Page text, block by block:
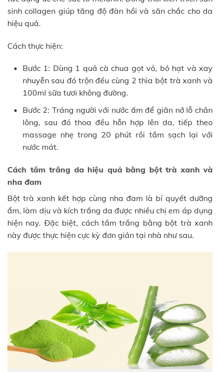
sinh collagen giúp tăng độ đàn hồi và săn chắc cho da
hiệu quả.
Cách thực hiện:
Bước 1: Dùng 1 quả cà chua gọt vỏ, bỏ hạt và xay
nhuyễn sau đó trộn đều cùng 2 thìa bột trà xanh và
100ml sữa tươi không đường.
Bước 2: Tráng người với nước ấm để giãn nở lỗ chân
lông, sau đó thoa đều hỗn hợp lên da, tiếp theo
massage nhẹ trong 20 phút rồi tắm sạch lại với
nước mát.
Cách tắm trắng da hiệu quả bằng bột trà xanh và
nha đam
Bột trà xanh kết hợp cùng nha đam là bí quyết dưỡng
ẩm, làm dịu và kích trắng da được nhiều chị em áp dụng
hiện nay. Đặc biệt, cách tắm trắng bằng bột trà xanh
này được thực hiện cực kỳ đơn giản tại nhà như sau.